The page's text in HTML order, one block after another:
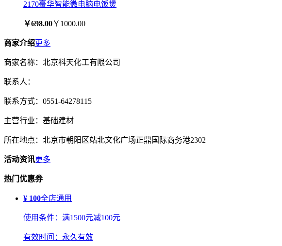
2170豪华智能微电脑电饭煲
￥698.00￥1000.00
商家介绍更多
商家名称：北京科天化工有限公司
联系人：
联系方式：0551-64278115
主营行业：基础建材
所在地点：北京市朝阳区站北文化广场正鼎国际商务港2302
活动资讯更多
热门优惠券
¥ 100全店通用
使用条件：满1500元减100元
有效时间：永久有效